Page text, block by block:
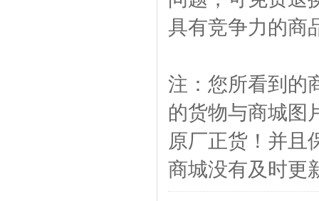
具有竞争力的商
注：您所看到的
的货物与商城图
原厂正货！并且
商城没有及时更